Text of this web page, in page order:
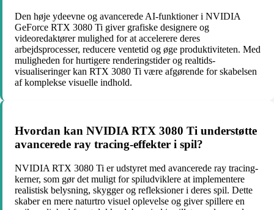
Den høje ydeevne og avancerede AI-funktioner i NVIDIA
GeForce RTX 3080 Ti giver grafiske designere og
videoredaktører mulighed for at accelerere deres
arbejdsprocesser, reducere ventetid og øge produktiviteten. Med
muligheden for hurtigere renderingstider og realtids-
visualiseringer kan RTX 3080 Ti være afgørende for skabelsen
af komplekse visuelle indhold.
Hvordan kan NVIDIA RTX 3080 Ti understøtte
avancerede ray tracing-effekter i spil?
NVIDIA RTX 3080 Ti er udstyret med avancerede ray tracing-
kerner, som gør det muligt for spiludviklere at implementere
realistisk belysning, skygger og refleksioner i deres spil. Dette
skaber en mere naturtro visuel oplevelse og giver spillere en